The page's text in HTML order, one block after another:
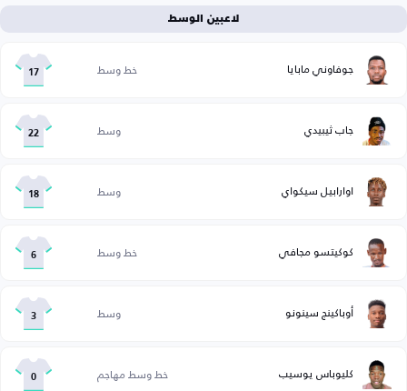
لاعبين الوسط
جوفاوني مابايا خط وسط 17
جاب ثيبيدي وسط 22
اوارابيل سيكواي وسط 18
كوكيتسو مجافي خط وسط 6
أوباكينج سينونو وسط 3
كليوباس يوسيب خط وسط مهاجم 0